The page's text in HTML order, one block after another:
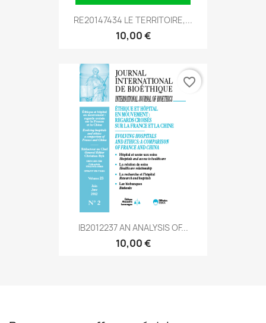
RE20147434 LE TERRITOIRE,...
10,00 €
IB2012237 AN ANALYSIS OF...
10,00 €
favorite_border